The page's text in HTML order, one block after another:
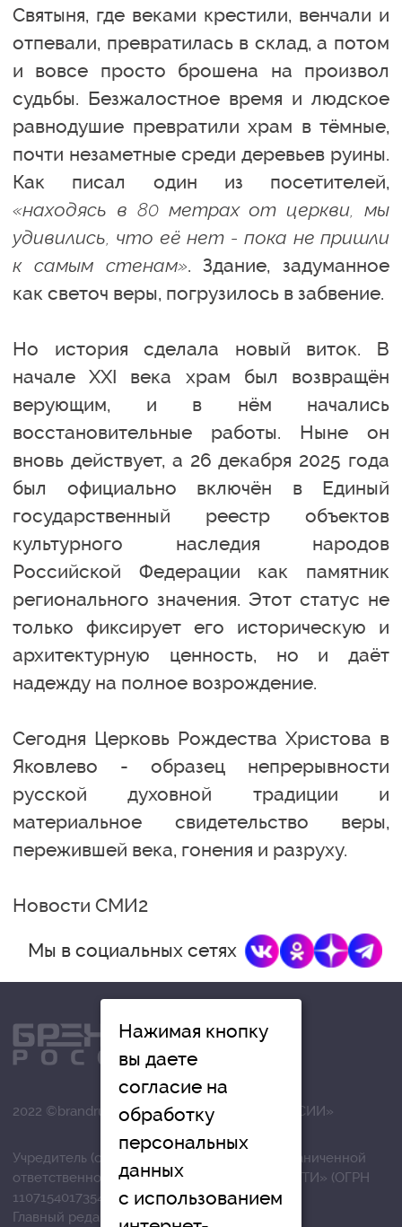
Святыня, где веками крестили, венчали и
отпевали, превратилась в склад, а потом
и вовсе просто брошена на произвол
судьбы. Безжалостное время и людское
равнодушие превратили храм в тёмные,
почти незаметные среди деревьев руины.
Как писал один из посетителей,
«находясь в 80 метрах от церкви, мы
удивились, что её нет - пока не пришли
к самым стенам». Здание, задуманное
как светоч веры, погрузилось в забвение.
Но история сделала новый виток. В
начале XXI века храм был возвращён
верующим, и в нём начались
восстановительные работы. Ныне он
вновь действует, а 26 декабря 2025 года
был официально включён в Единый
государственный реестр объектов
культурного наследия народов
Российской Федерации как памятник
регионального значения. Этот статус не
только фиксирует его историческую и
архитектурную ценность, но и даёт
надежду на полное возрождение.
Сегодня Церковь Рождества Христова в
Яковлево - образец непрерывности
русской духовной традиции и
материальное свидетельство веры,
пережившей века, гонения и разруху.
Новости СМИ2
Мы в социальных сетях
2022 ©brandrussia.online | СИ «БРЕНДЫ РОССИИ»
Учредитель (соучредители): Общество с ограниченной
ответственностью «РЕГИОНАЛЬНЫЕ НОВОСТИ» (ОГРН
1107154017354)
Главный редактор: Вострикова О.Г.
Нажимая кнопку
вы даете
согласие на
обработку
персональных
данных
с использованием